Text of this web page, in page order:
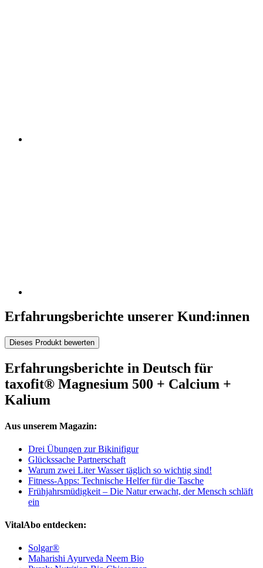
Erfahrungsberichte unserer Kund:innen
Dieses Produkt bewerten
Erfahrungsberichte in Deutsch für
taxofit® Magnesium 500 + Calcium +
Kalium
Aus unserem Magazin:
Drei Übungen zur Bikinifigur
Glückssache Partnerschaft
Warum zwei Liter Wasser täglich so wichtig sind!
Fitness-Apps: Technische Helfer für die Tasche
Frühjahrsmüdigkeit – Die Natur erwacht, der Mensch schläft
ein
VitalAbo entdecken:
Solgar®
Maharishi Ayurveda Neem Bio